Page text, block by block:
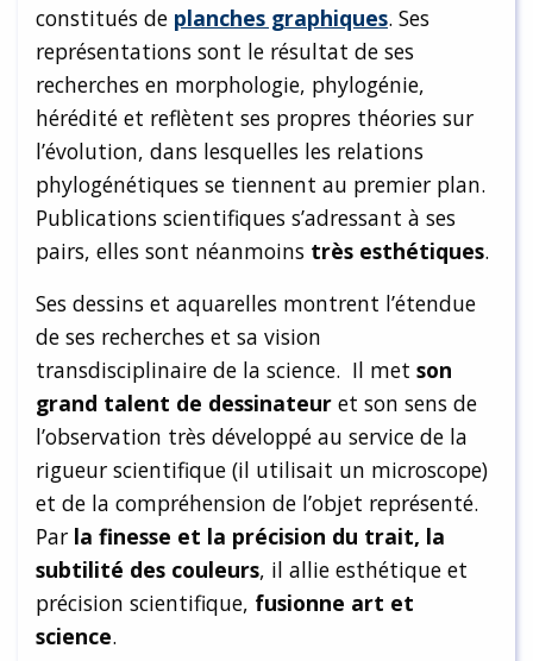
constitués de planches graphiques. Ses
représentations sont le résultat de ses
recherches en morphologie, phylogénie,
hérédité et reflètent ses propres théories sur
l’évolution, dans lesquelles les relations
phylogénétiques se tiennent au premier plan.
Publications scientifiques s’adressant à ses
pairs, elles sont néanmoins très esthétiques.
Ses dessins et aquarelles montrent l’étendue
de ses recherches et sa vision
transdisciplinaire de la science. Il met son
grand talent de dessinateur et son sens de
l’observation très développé au service de la
rigueur scientifique (il utilisait un microscope)
et de la compréhension de l’objet représenté.
Par la finesse et la précision du trait, la
subtilité des couleurs, il allie esthétique et
précision scientifique, fusionne art et
science.